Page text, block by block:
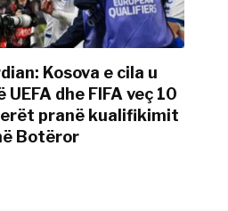
Kosova e cila u
UEFA dhe FIFA veç 10
pranë kualifikimit
Botëror